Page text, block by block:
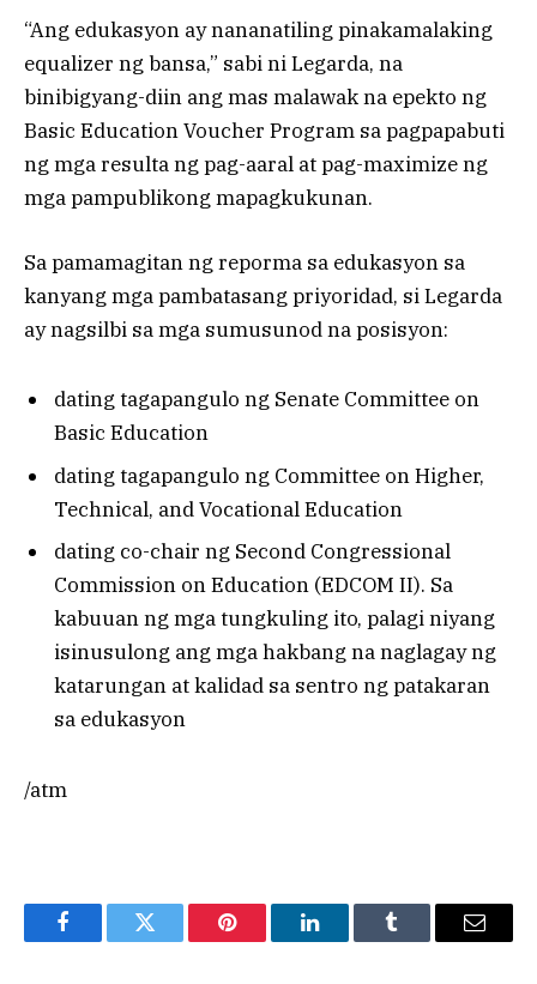
“Ang edukasyon ay nananatiling pinakamalaking
equalizer ng bansa,” sabi ni Legarda, na
binibigyang-diin ang mas malawak na epekto ng
Basic Education Voucher Program sa pagpapabuti
ng mga resulta ng pag-aaral at pag-maximize ng
mga pampublikong mapagkukunan.
Sa pamamagitan ng reporma sa edukasyon sa
kanyang mga pambatasang priyoridad, si Legarda
ay nagsilbi sa mga sumusunod na posisyon:
dating tagapangulo ng Senate Committee on
Basic Education
dating tagapangulo ng Committee on Higher,
Technical, and Vocational Education
dating co-chair ng Second Congressional
Commission on Education (EDCOM II). Sa
kabuuan ng mga tungkuling ito, palagi niyang
isinusulong ang mga hakbang na naglagay ng
katarungan at kalidad sa sentro ng patakaran
sa edukasyon
/atm
FacebookTwitter Pinterest LinkedInTumblr Email